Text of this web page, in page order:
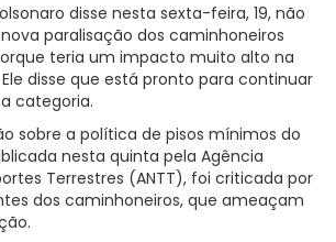
disse nesta sexta-feira, 19, não
paralisação dos caminhoneiros
teria um impacto muito alto na
disse que está pronto para continuar
categoria.
sobre a política de pisos mínimos do
nesta quinta pela Agência
Terrestres (ANTT), foi criticada por
dos caminhoneiros, que ameaçam